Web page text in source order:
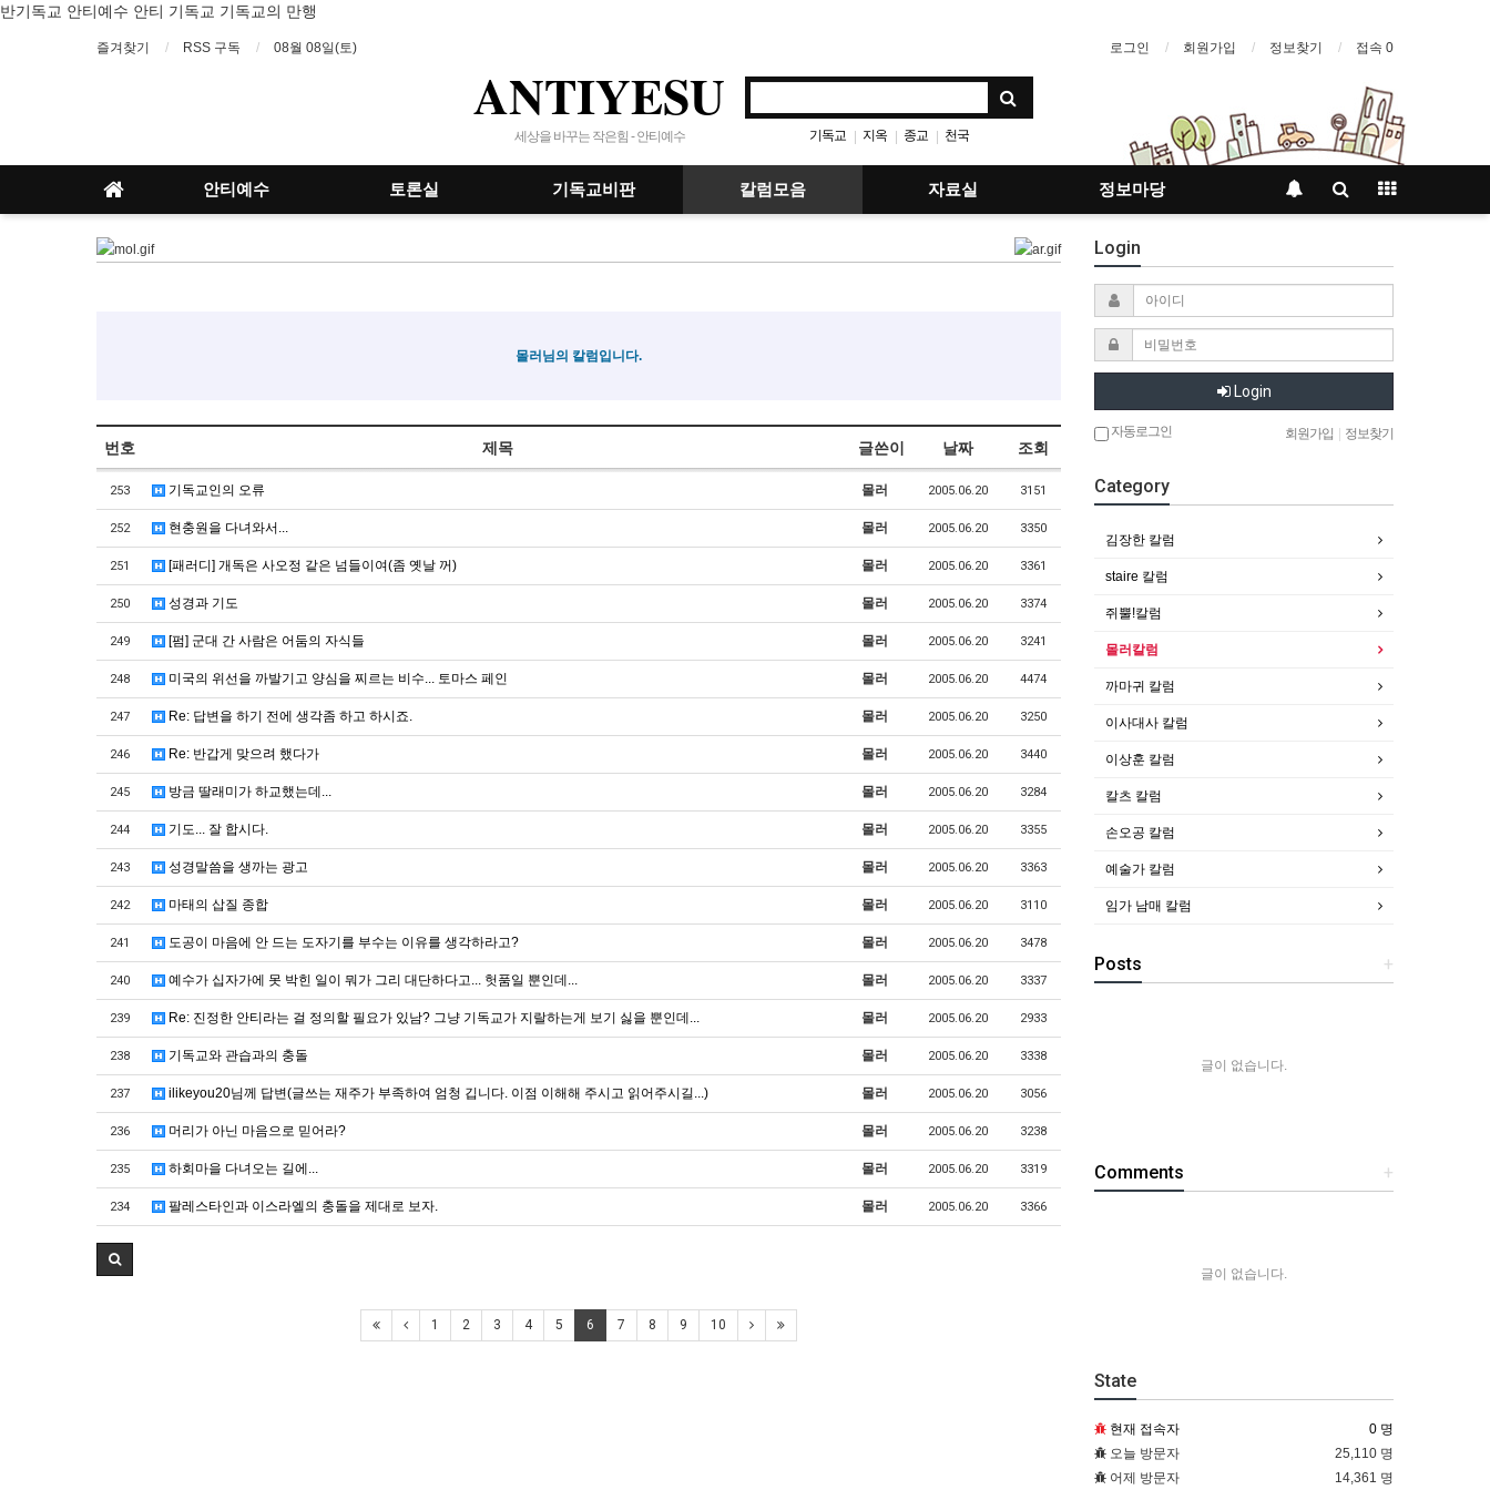
반기독교 안티예수 안티 기독교 기독교의 만행
즐겨찾기 RSS 구독 08월 08일(토) 로그인 회원가입 정보찾기 접속 0
ANTIYESU
세상을 바꾸는 작은힘 - 안티예수 기독교 | 지옥 | 종교 | 천국
안티예수 토론실 기독교비판 칼럼모음 자료실 정보마당
몰러님의 칼럼입니다.
번호 제목 글쓴이 날짜 조회
253 기독교인의 오류 몰러 2005.06.20 3151
252 현충원을 다녀와서... 몰러 2005.06.20 3350
251 [패러디] 개독은 사오정 같은 넘들이여(좀 옛날 꺼) 몰러 2005.06.20 3361
250 성경과 기도 몰러 2005.06.20 3374
249 [펌] 군대 간 사람은 어둠의 자식들 몰러 2005.06.20 3241
248 미국의 위선을 까발기고 양심을 찌르는 비수... 토마스 페인 몰러 2005.06.20 4474
247 Re: 답변을 하기 전에 생각좀 하고 하시죠. 몰러 2005.06.20 3250
246 Re: 반갑게 맞으려 했다가 몰러 2005.06.20 3440
245 방금 딸래미가 하교했는데... 몰러 2005.06.20 3284
244 기도... 잘 합시다. 몰러 2005.06.20 3355
243 성경말씀을 생까는 광고 몰러 2005.06.20 3363
242 마태의 삽질 종합 몰러 2005.06.20 3110
241 도공이 마음에 안 드는 도자기를 부수는 이유를 생각하라고? 몰러 2005.06.20 3478
240 예수가 십자가에 못 박힌 일이 뭐가 그리 대단하다고... 헛품일 뿐인데... 몰러 2005.06.20 3337
239 Re: 진정한 안티라는 걸 정의할 필요가 있남? 그냥 기독교가 지랄하는게 보기 싫을 뿐인데... 몰러 2005.06.20 2933
238 기독교와 관습과의 충돌 몰러 2005.06.20 3338
237 ilikeyou20님께 답변(글쓰는 재주가 부족하여 엄청 깁니다. 이점 이해해 주시고 읽어주시길...) 몰러 2005.06.20 3056
236 머리가 아닌 마음으로 믿어라? 몰러 2005.06.20 3238
235 하회마을 다녀오는 길에... 몰러 2005.06.20 3319
234 팔레스타인과 이스라엘의 충돌을 제대로 보자. 몰러 2005.06.20 3366
1 2 3 4 5 6 7 8 9 10
Login
Login
자동로그인 회원가입 정보찾기
Category
김장한 칼럼
staire 칼럼
쥐뿔!칼럼
몰러칼럼
까마귀 칼럼
이사대사 칼럼
이상훈 칼럼
칼츠 칼럼
손오공 칼럼
예술가 칼럼
임가 남매 칼럼
+
Posts
글이 없습니다.
+
Comments
글이 없습니다.
State
현재 접속자
0 명
오늘 방문자
25,110 명
어제 방문자
14,361 명